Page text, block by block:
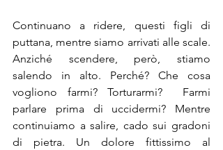
Continuano a ridere, questi figli di
puttana, mentre siamo arrivati alle scale.
Anziché scendere, però, stiamo
salendo in alto. Perché? Che cosa
vogliono farmi? Torturarmi?  Farmi
parlare prima di uccidermi? Mentre
continuiamo a salire, cado sui gradoni
di pietra. Un dolore fittissimo al